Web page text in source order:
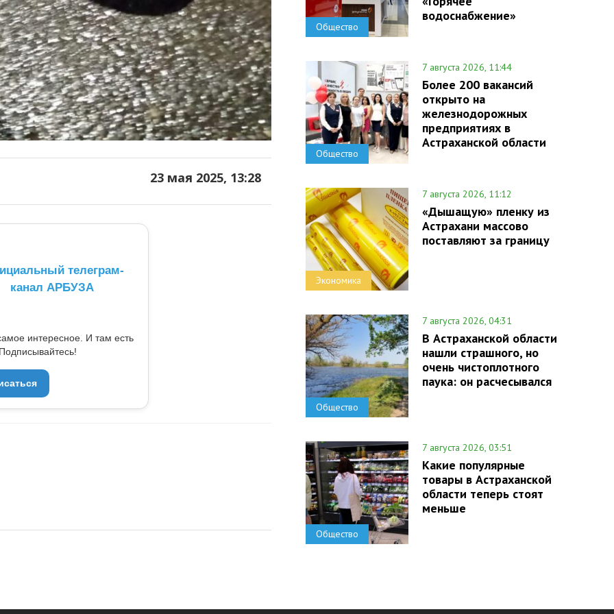
23 мая 2025, 13:28
телеграм-
канал АРБУЗА
интересное. И там есть
Общество
водоснабжение»
Общество
7 августа 2026, 11:44
Более 200 вакансий
открыто на
железнодорожных
предприятиях в
Астраханской области
Экономика
7 августа 2026, 11:12
«Дышащую» пленку из
Астрахани массово
поставляют за границу
Общество
7 августа 2026, 04:31
В Астраханской области
нашли страшного, но
очень чистоплотного
паука: он расчесывался
Общество
7 августа 2026, 03:51
Какие популярные
товары в Астраханской
области теперь стоят
меньше